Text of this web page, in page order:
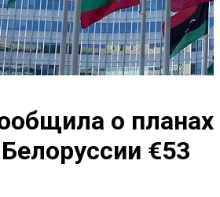
о планах
€53